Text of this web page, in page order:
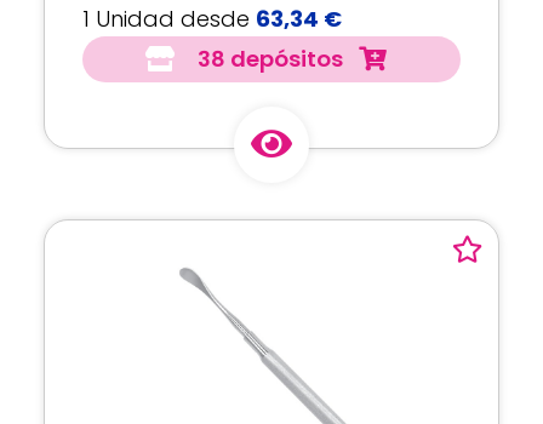
1 Unidad desde 63,34 €
38 depósitos